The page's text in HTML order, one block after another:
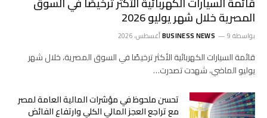
المصرية خلال شهر يوليو 2026
بواسطة BUSINESS NEWS 9 أغسطس، 2026
قائمة السيارات الكهربائية الأكثر ترخيصًا في السوق المصرية، خلال شهر
يوليو الماضي، شهدت تصدرت…
تحسن ملحوظ في مؤشرات المالية العامة لمصر
مع تراجع العجز المالي الكلي وارتفاع الفائض